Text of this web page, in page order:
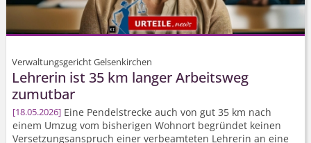
Verwaltungsgericht Gelsenkirchen
Lehrerin ist 35 km langer Arbeitsweg
zumutbar
18.05.2026 Eine Pendelstrecke auch von gut 35 km nach
einem Umzug vom bisherigen Wohnort begründet keinen
Versetzungsanspruch einer verbeamteten Lehrerin an eine